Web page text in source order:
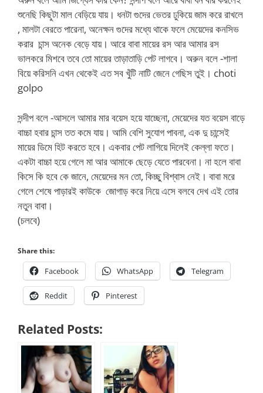
শুনেছি কিছুটা মাল বেড়িয়ে যায়। ধনটা গুদের ভেতর ঢুকিয়ে জাম করে রাখলে
, মালটা বেরতে পারেনা, অনেক্ষন গুদের মধ্যে থাকে ফলে মেয়েদের কনসিভ
করার চান্স অনেক বেড়ে যায়। আরে বাবা মায়ের রস আর আমার রস
ভালকরে মিশবে তবে তো মায়ের তাড়াতাড়ি পেট লাগবে। অরুন বলে -শালা
বিয়ে করিসনি এখন থেকেই এত সব খুঁটি নাটি জেনে গেছিস তুই। choti
golpo
সন্দীপ বলে -আসলে আমার মার বয়েস হয়ে যাচ্ছেনা, মেয়েদের যত বয়েস বাড়ে
বাচ্চা হবার চান্স তত কমে যায়। আমি বেশি সুযোগ পাবনা, এক দু চান্সেই
মায়ের ডিমে হিট করতে হবে। একবার পেট লাগিয়ে দিলেই কেল্লা ফতে।
একটা বাচ্চা হয়ে গেলে মা আর আমাকে ছেড়ে যেতে পারবেনা। না হলে বাবা
কিসে কি হবে কে জানে, মেয়েদের মন তো, কিচ্ছু বিশ্বাস নেই। বাবা মরে
গেলে শেষে পাড়ারই কাউকে জোগাড় করে নিয়ে এসে বলবে দেখ এই তোর
নতুন বাবা।
(চলবে)
Share this:
Facebook WhatsApp Telegram
Reddit Pinterest
Related Posts: